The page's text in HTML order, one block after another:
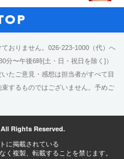
おりません。026-223-1000（代）へ
分〜午後6時[土・日・祝日を除く]）
たご意見・感想は担当者がすべて目
するものではございません。予めご
Rights Reserved.
に掲載されている
く複製、転載することを禁じます。